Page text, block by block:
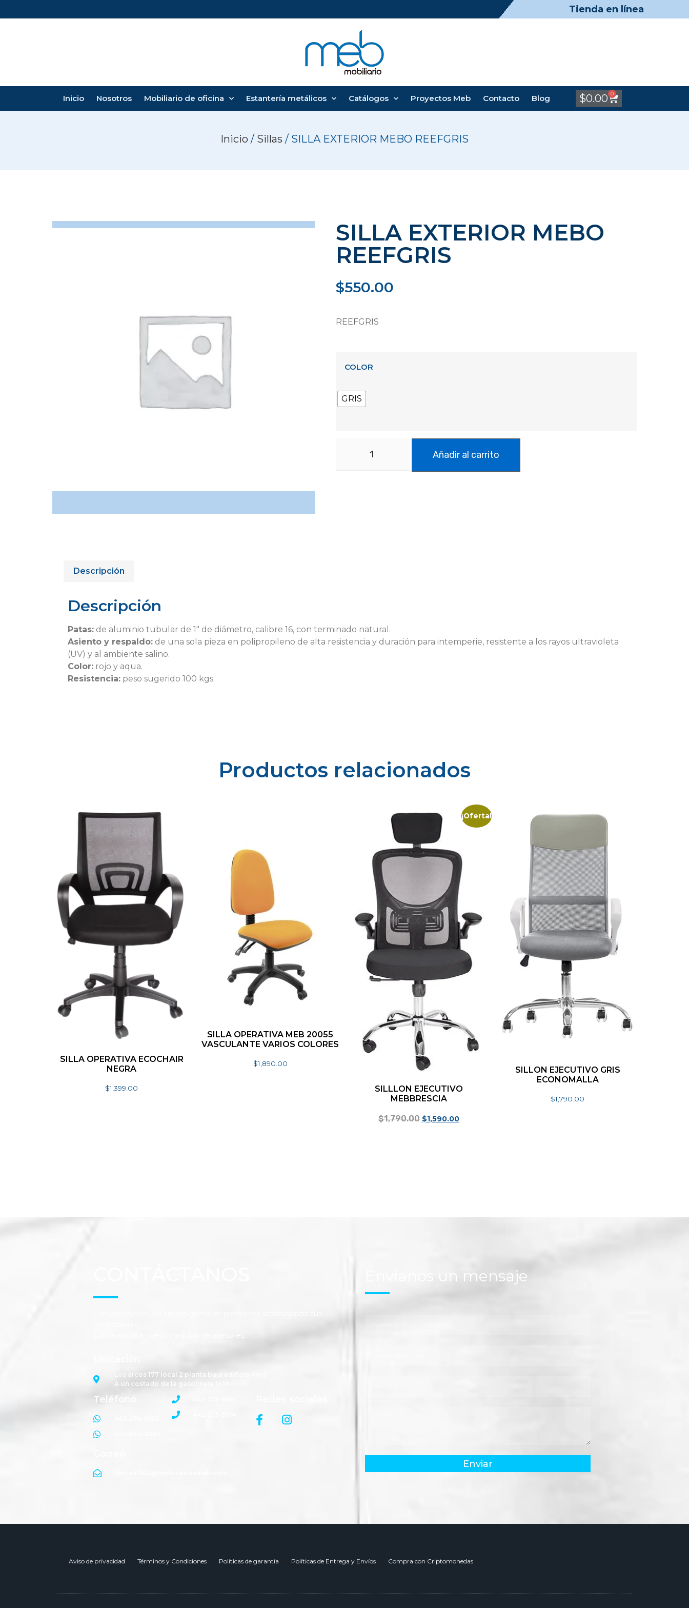
Tienda en línea
Inicio Nosotros Mobiliario de oficina Estantería metálicos Catálogos Proyectos Meb Contacto Blog $0.00 0
Inicio / Sillas / SILLA EXTERIOR MEBO REEFGRIS
SILLA EXTERIOR MEBO
REEFGRIS
$550.00
REEFGRIS
COLOR
GRIS
Añadir al carrito
Descripción
Descripción
Patas: de aluminio tubular de 1″ de diámetro, calibre 16, con terminado natural.
Asiento y respaldo: de una sola pieza en polipropileno de alta resistencia y duración para intemperie, resistente a los rayos ultravioleta
(UV) y al ambiente salino.
Color: rojo y aqua.
Resistencia: peso sugerido 100 kgs.
Productos relacionados
SILLA OPERATIVA ECOCHAIR
NEGRA
$1,399.00
SILLA OPERATIVA MEB 20055
VASCULANTE VARIOS COLORES
$1,890.00
¡Oferta!
SILLLON EJECUTIVO
MEBBRESCIA
$1,790.00 $1,590.00
SILLON EJECUTIVO GRIS
ECONOMALLA
$1,790.00
Los arcos 177 local 2 planta baja edificio km 0
A un costado de la gasolinera Móbil
Teléfono
Envíanos un mensaje
Enviar
Aviso de privacidad Términos y Condiciones Políticas de garantía Políticas de Entrega y Envíos Compra con Criptomonedas